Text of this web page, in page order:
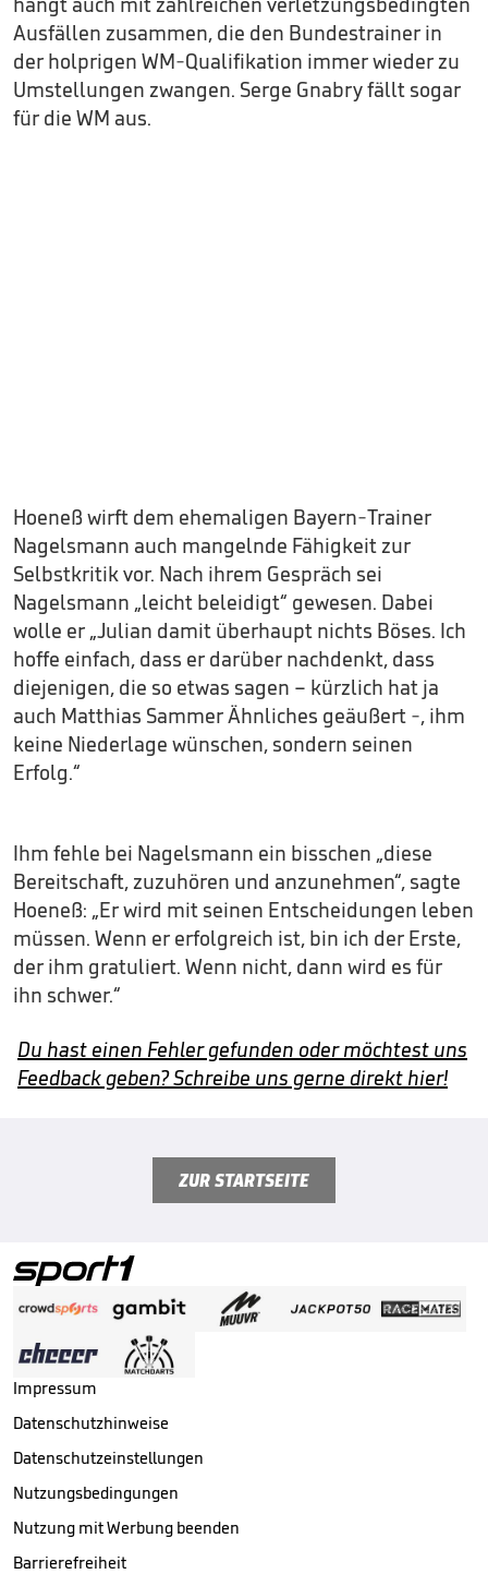
Ausfällen zusammen, die den Bundestrainer in
der holprigen WM-Qualifikation immer wieder zu
Umstellungen zwangen. Serge Gnabry fällt sogar
für die WM aus.
Hoeneß wirft dem ehemaligen Bayern-Trainer
Nagelsmann auch mangelnde Fähigkeit zur
Selbstkritik vor. Nach ihrem Gespräch sei
Nagelsmann „leicht beleidigt“ gewesen. Dabei
wolle er „Julian damit überhaupt nichts Böses. Ich
hoffe einfach, dass er darüber nachdenkt, dass
diejenigen, die so etwas sagen – kürzlich hat ja
auch Matthias Sammer Ähnliches geäußert -, ihm
keine Niederlage wünschen, sondern seinen
Erfolg.“
Ihm fehle bei Nagelsmann ein bisschen „diese
Bereitschaft, zuzuhören und anzunehmen“, sagte
Hoeneß: „Er wird mit seinen Entscheidungen leben
müssen. Wenn er erfolgreich ist, bin ich der Erste,
der ihm gratuliert. Wenn nicht, dann wird es für
ihn schwer.“
Du hast einen Fehler gefunden oder möchtest uns
Feedback geben? Schreibe uns gerne direkt hier!
ZUR STARTSEITE
Impressum
Datenschutzhinweise
Datenschutzeinstellungen
Nutzungsbedingungen
Nutzung mit Werbung beenden
Barrierefreiheit